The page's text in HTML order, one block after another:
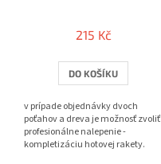
215 Kč
DO KOŠÍKU
v prípade objednávky dvoch
poťahov a dreva je možnosť zvoliť
profesionálne nalepenie -
kompletizáciu hotovej rakety.